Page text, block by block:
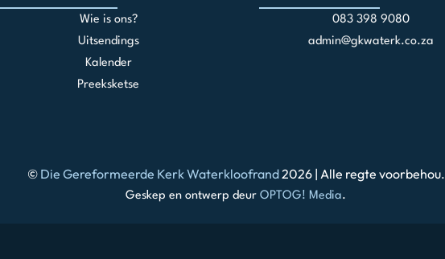
Wie is ons?
Uitsendings
Kalender
Preeksketse
083 398 9080
admin@gkwaterk.co.za
© Die Gereformeerde Kerk Waterkloofrand2026 | Alle regte voorbehou.
Geskep en ontwerp deur OPTOG! Media.